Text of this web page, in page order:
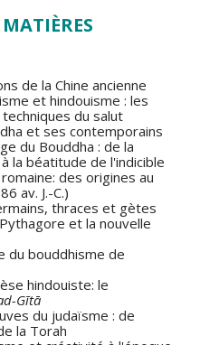
de la Chine ancienne
et hindouisme : les
du salut
et ses contemporains
du Bouddha : de la
la béatitude de l'indicible
des origines au
av. J.-C.)
thraces et gètes
et la nouvelle
du bouddhisme de
hindouiste: le
Gītā
du judaïsme : de
la Torah